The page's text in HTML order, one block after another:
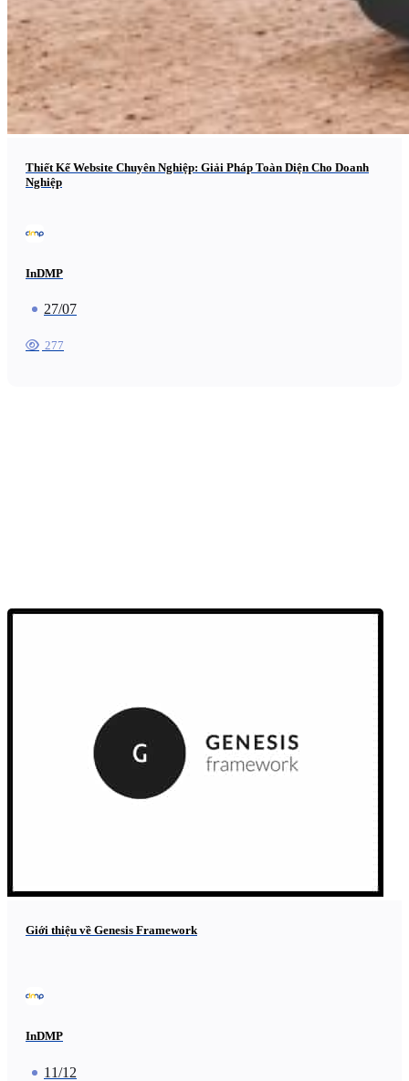
Thiết Kế Website Chuyên Nghiệp: Giải Pháp Toàn Diện Cho Doanh
Nghiệp
InDMP
27/07
277
Giới thiệu về Genesis Framework
InDMP
11/12